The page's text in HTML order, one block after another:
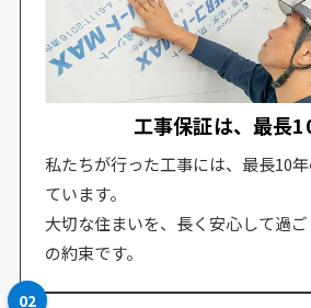
工事保証は、最長
私たちが行った工事には、最長10
ています。
大切な住まいを、長く安心して過
の約束です。
02